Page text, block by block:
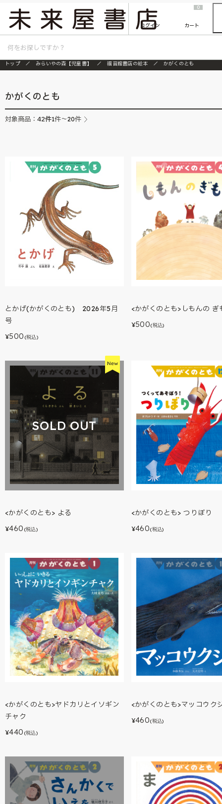
『ONE PIECE magazine 021 ONE PIECEカード付き同梱版』発売延期のご案内
ログイン
0
カート
トップ みらいやの森【児童書】 福音館書店の絵本 かがくのとも
かがくのとも
対象商品： 42件1件～20件
とかげ(かがくのとも) 2026年5月
号
¥500 (税込)
<かがくのとも>しもんの ぎ
¥500(税込)
SOLD OUT
<かがくのとも> よる
¥460 (税込)
<かがくのとも> つりぼり
¥460(税込)
<かがくのとも>ヤドカリとイソギン
チャク
¥440 (税込)
<かがくのとも>マッコウク
¥460(税込)